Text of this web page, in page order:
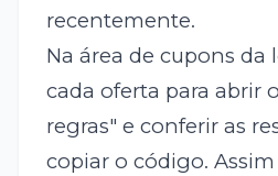
recentemente.
Na área de cupons da
cada oferta para abrir
regras" e conferir as
copiar o código.